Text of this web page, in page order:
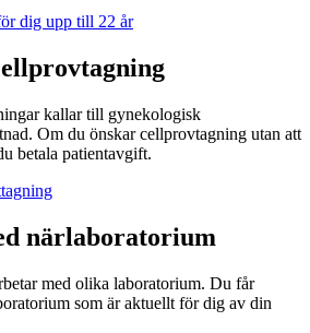
dig upp till 22 år
kallar till gynekologisk
Om du önskar cellprovtagning utan att
betala patientavgift.
närlaboratorium
med olika laboratorium. Du får
som är aktuellt för dig av din